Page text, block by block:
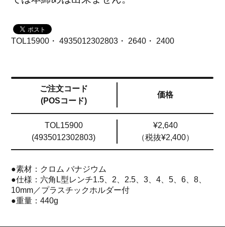
TOL15900・ 4935012302803・ 2640・ 2400
ご注文コード
(POSコード)
価格
TOL15900
(4935012302803)
¥2,640
（税抜¥2,400）
●素材：クロム バナジウム
●仕様：六角L型レンチ1.5、2、2.5、3、4、5、6、8、
10mm／プラスチックホルダー付
●重量：440g